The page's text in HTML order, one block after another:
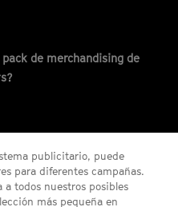
de merchandising de
publicitario, puede
para diferentes campañas.
a todos nuestros posibles
más pequeña en